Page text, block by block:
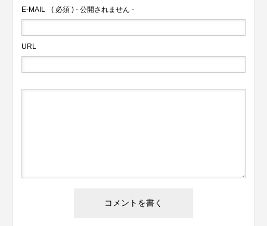
E-MAIL ( 必須 ) - 公開されません -
URL